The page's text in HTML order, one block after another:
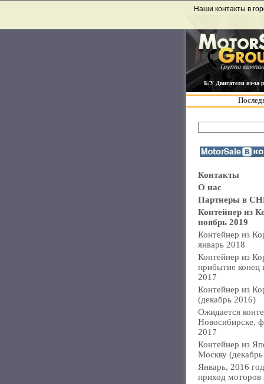
Б/У Двигатели из-за
Наши контакты в
Контакты
О нас
Партнеры в
Контейнер из
ноябрь 2019
Контейнер из
январь 2018
Контейнер из
прибытие конец
2017
Контейнер из
(декабрь 2016)
Ожидается
Новосибирске,
2017
Контейнер из
Москву
Январь, 2016
приход моторов